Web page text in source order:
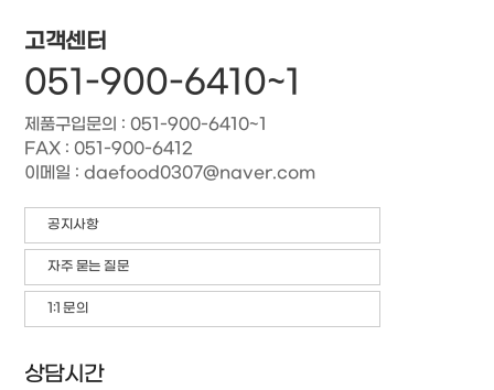
고객센터
051-900-6410~1
제품구입문의 : 051-900-6410~1
FAX : 051-900-6412
이메일 : daefood0307@naver.com
공지사항
자주 묻는 질문
1:1 문의
상담시간